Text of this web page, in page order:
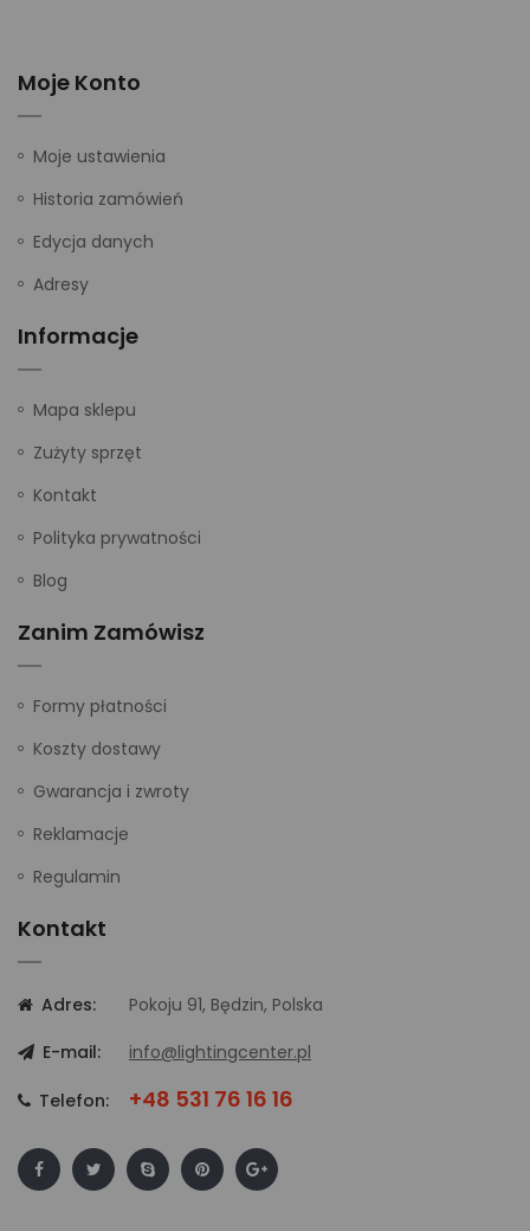
Moje Konto
Moje ustawienia
Historia zamówień
Edycja danych
Adresy
Informacje
Mapa sklepu
Zużyty sprzęt
Kontakt
Polityka prywatności
Blog
Zanim Zamówisz
Formy płatności
Koszty dostawy
Gwarancja i zwroty
Reklamacje
Regulamin
Kontakt
Adres:
Pokoju 91, Będzin, Polska
E-mail:
info@lightingcenter.pl
Telefon: +48 531 76 16 16